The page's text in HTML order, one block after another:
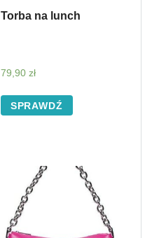
Torba na lunch
79,90 zł
SPRAWDŹ